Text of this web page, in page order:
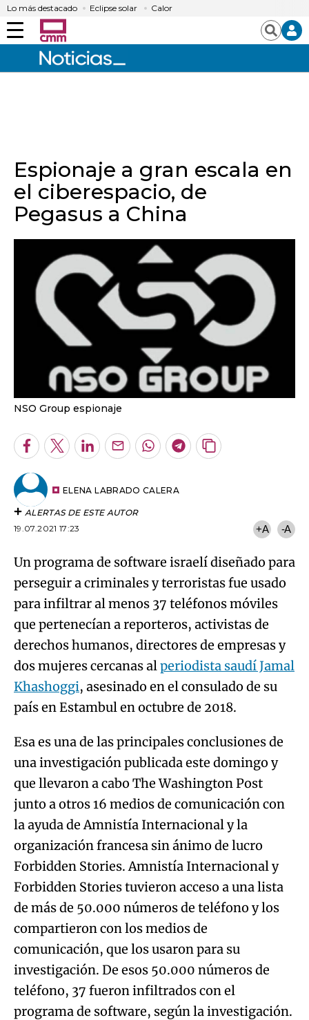
Lo más destacado Eclipse solar Calor
Menú Buscar
Espionaje a gran escala en
el ciberespacio, de
Pegasus a China
NSO Group espionaje
Facebook
TwitterLinkedInEnviarWhatsapp
Telegram
Copiar
ELENA LABRADO CALERA
ALERTAS DE ESTE AUTOR
19.07.2021 17:23
+A -A
Un programa de software israelí diseñado para
perseguir a criminales y terroristas fue usado
para infiltrar al menos 37 teléfonos móviles
que pertenecían a reporteros, activistas de
derechos humanos, directores de empresas y
dos mujeres cercanas alperiodista saudí Jamal
Khashoggi, asesinado en el consulado de su
país en Estambul en octubre de 2018.
Esa es una de las principales conclusiones de
una investigación publicada este domingo y
que llevaron a cabo The Washington Post
junto a otros 16 medios de comunicación con
la ayuda de Amnistía Internacional y la
organización francesa sin ánimo de lucro
Forbidden Stories. Amnistía Internacional y
Forbidden Stories tuvieron acceso a una lista
de más de 50.000 números de teléfono y los
compartieron con los medios de
comunicación, que los usaron para su
investigación. De esos 50.000 números de
teléfono, 37 fueron infiltrados con el
programa de software, según la investigación.